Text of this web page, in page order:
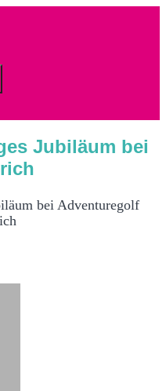
Jubiläum bei
bei Adventuregolf